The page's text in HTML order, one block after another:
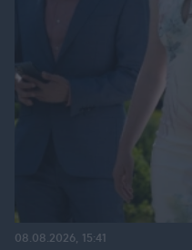
08.08.2026, 15:41